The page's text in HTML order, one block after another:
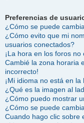
Preferencias de
¿Cómo se puede
¿Cómo evito que mi
usuarios conectados?
¡La hora en los foros no
Cambié la zona horaria
incorrecto!
¡Mi idioma no está en la
¿Qué es la imagen al
¿Cómo puedo mostrar
¿Cómo se puede
Cuando hago clic sobre